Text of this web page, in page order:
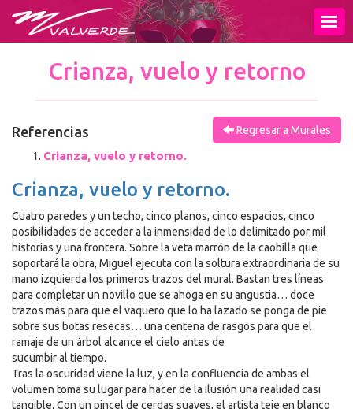
INICIO
PINTURA
ESCULTURA
OBRA GRÁFICA
EXPOSICIONES
VIDEOS
PUBLICACIONES
TIENDA
CONTACTO
Crianza, vuelo y retorno
Regresar a Murales
Referencias
Crianza, vuelo y retorno.
Crianza, vuelo y retorno.
Cuatro paredes y un techo, cinco planos, cinco espacios, cinco
posibilidades de acceder a la inmensidad de lo delimitado por mil
historias y una frontera. Sobre la veta marrón de la caobilla que
soportará la obra, Miguel ejecuta con la soltura extraordinaria de su
mano izquierda los primeros trazos del mural. Bastan tres líneas
para completar un novillo que se ahoga en su angustia… doce
trazos más para que el vaquero que lo ha lazado se ponga de pie
sobre sus botas resecas… una centena de rasgos para que el
ramaje de un árbol alcance el cielo antes de
sucumbir al tiempo.
Tras la oscuridad viene la luz, y en la confluencia de ambas el
volumen toma su lugar para hacer de la ilusión una realidad casi
tangible. Con un pincel de cerdas suaves, el artista teje en blanco